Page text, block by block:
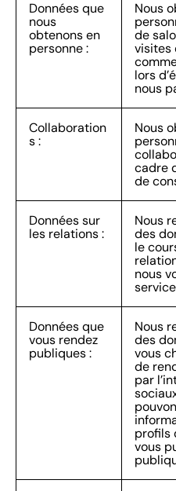
Données que
nous
obtenons en
personne :
Nous
de
visites
lors
nous
Collaboration
s :
Nous
cadre
de
Données sur
les relations :
Nous
des
le
nous
Données que
vous rendez
publiques :
Nous
des
vous
de
par
profils
vous